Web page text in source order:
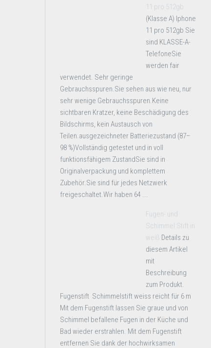
11 pro 512gb
(Klasse A) Iphone
11 pro 512gb Sie
sind KLASSE-A-
TelefoneSie
werden fair
verwendet. Sehr geringe
Gebrauchsspuren.Sie sehen aus wie neu, nur
sehr wenige Gebrauchsspuren.Keine
sichtbaren Kratzer, keine Beschädigung des
Bildschirms, kein Austausch von
Teilen.ausgezeichneter Batteriezustand (87–
98 %)Vollständig getestet und in voll
funktionsfähigem ZustandSie sind in
Originalverpackung und komplettem
Zubehör.Sie sind für jedes Netzwerk
freigeschaltet.Wir haben 64 ...
Fugen- und
Schimmel Stift in
weiß Details zu
diesem Artikel
mit
Beschreibung
zum Produkt.
Fugenstift Schimmelstift weiss reicht für 6 m
Mit dem Fugenstift lassen Sie graue und von
Schimmel befallene Fugen in der Küche und
Bad wieder erstrahlen. Mit dem Fugenstift
entfernen Sie dank der hochwirksamen